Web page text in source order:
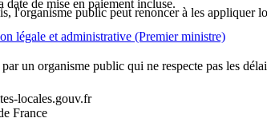
de mise en paiement incluse.
un organisme public qui ne respecte pas les
public peut renoncer à les appliquer
légale et administrative (Premier ministre)
locales.gouv.fr
France